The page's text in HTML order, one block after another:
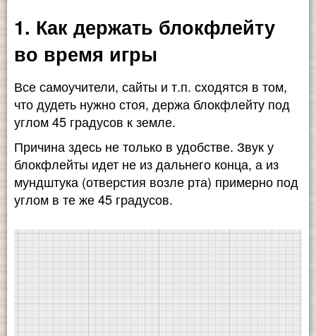
1. Как держать блокфлейту
во время игры
Все самоучители, сайты и т.п. сходятся в том,
что дудеть нужно стоя, держа блокфлейту под
углом 45 градусов к земле.
Причина здесь не только в удобстве. Звук у
блокфлейты идет не из дальнего конца, а из
мундштука (отверстия возле рта) примерно под
углом в те же 45 градусов.